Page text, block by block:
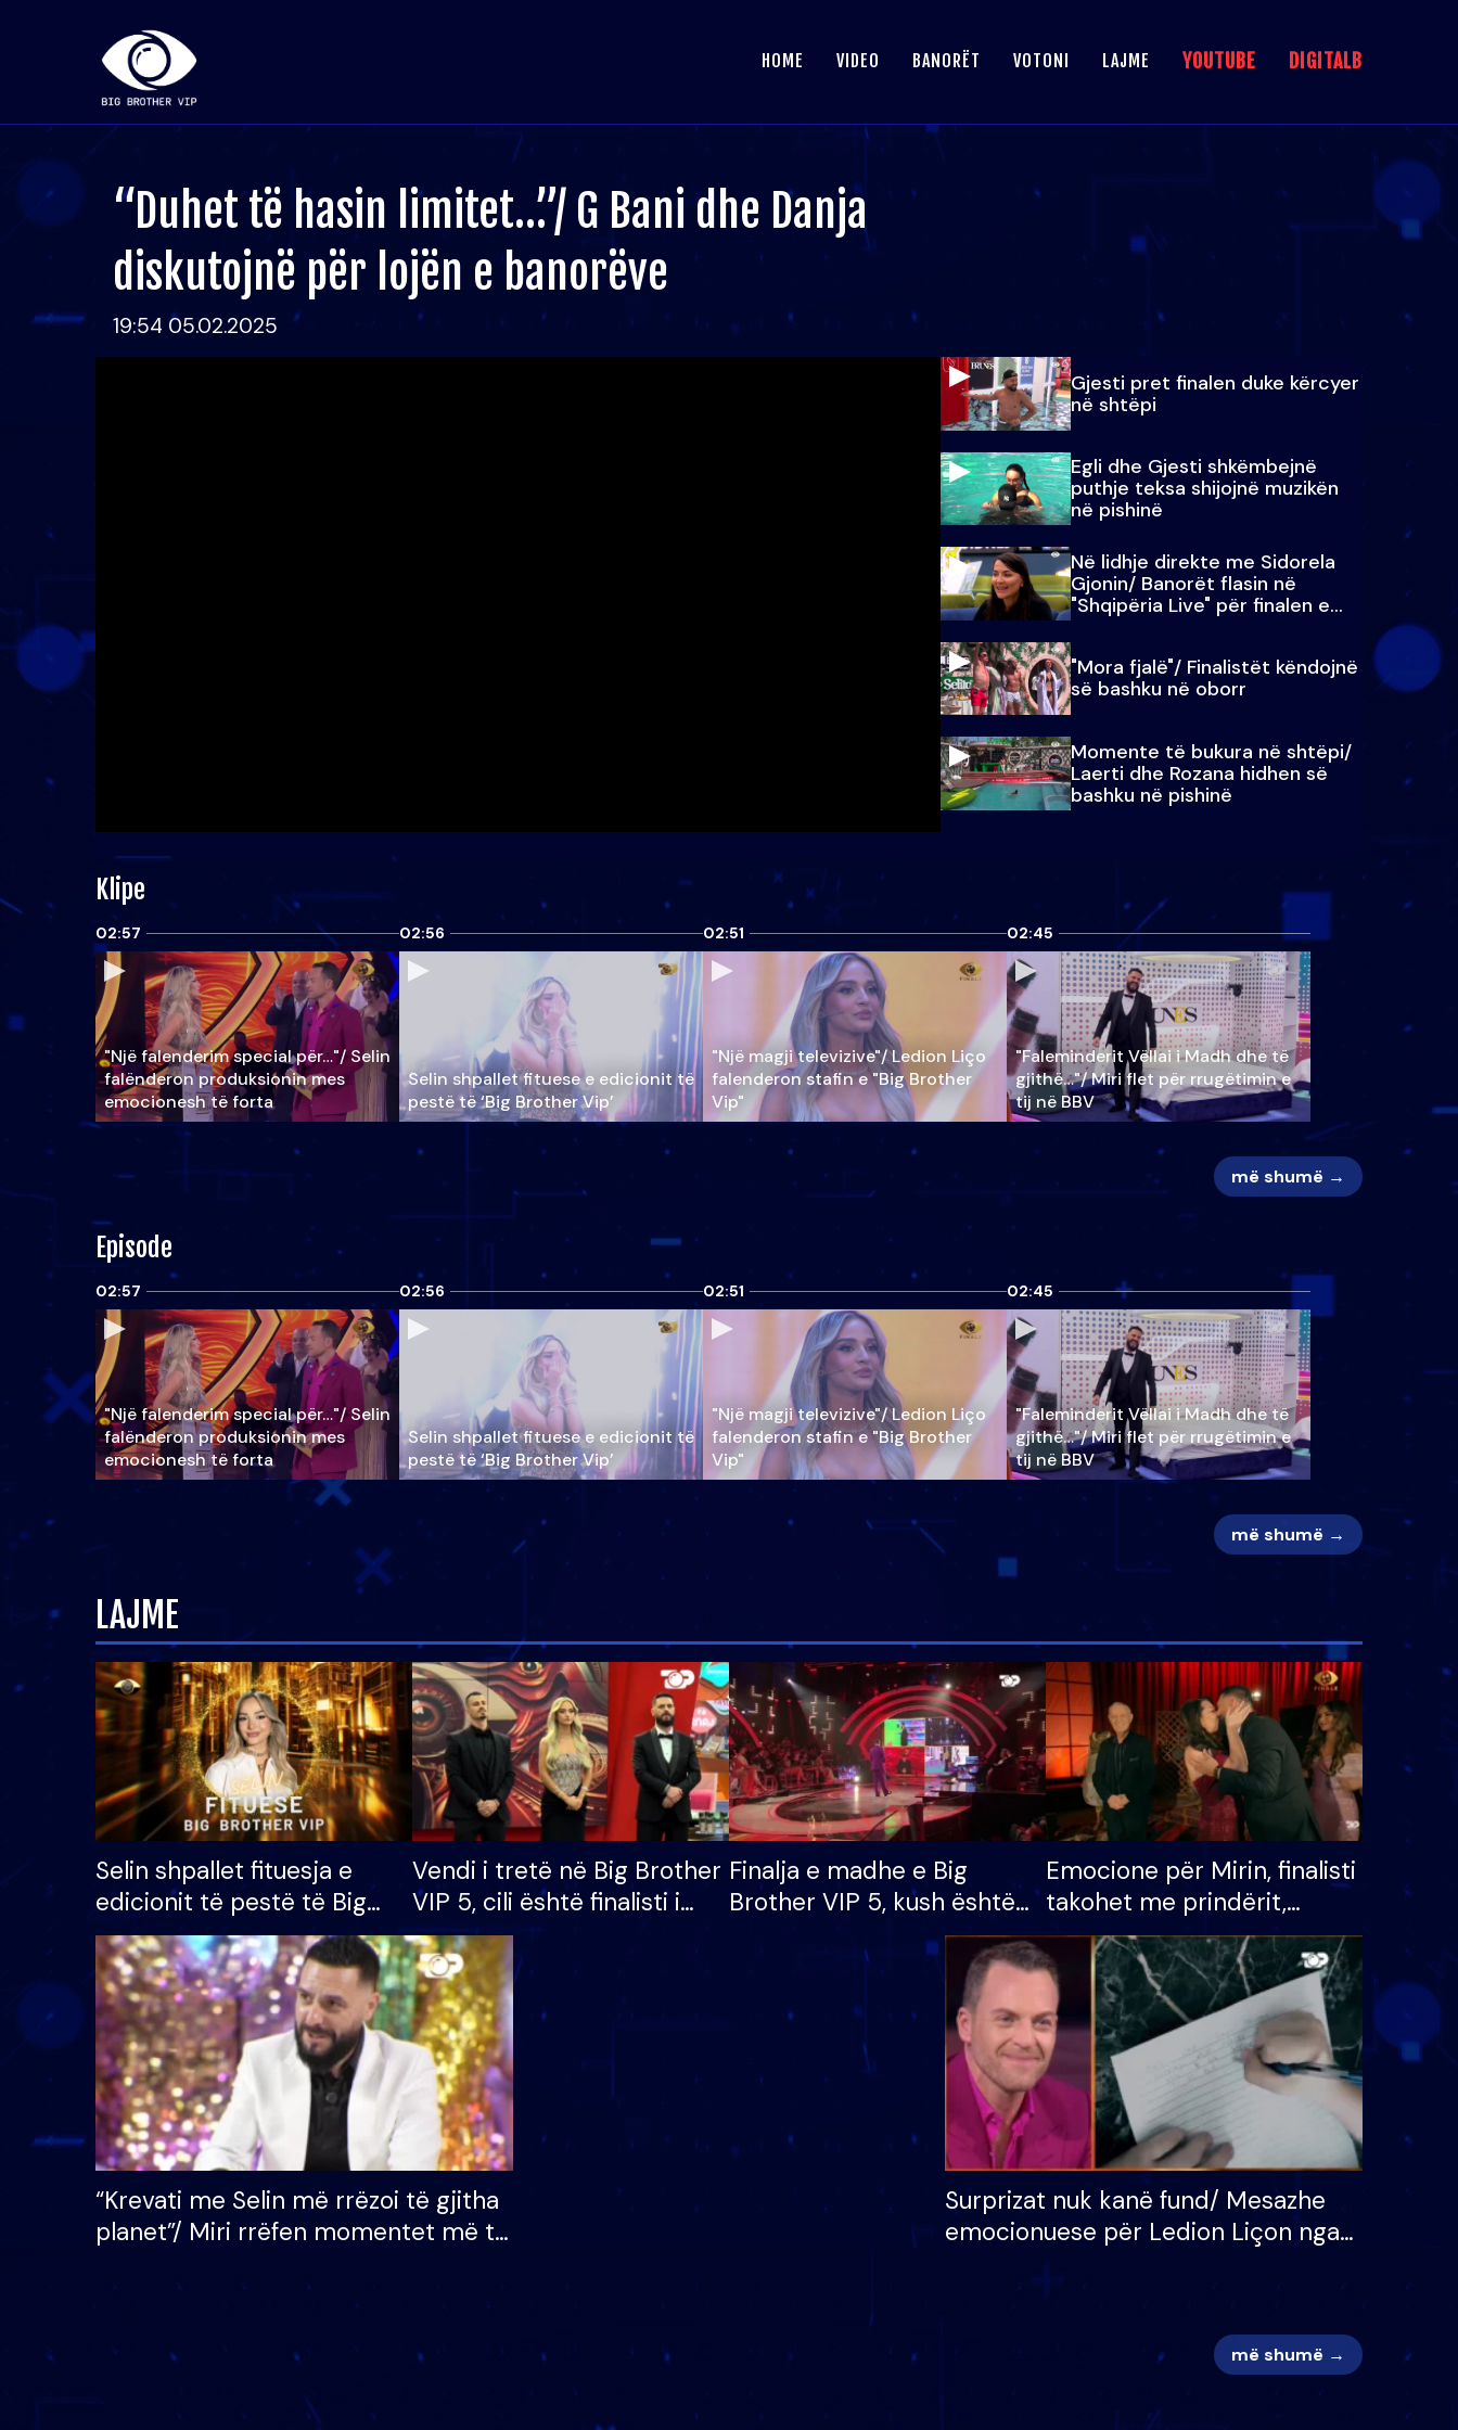
HOME VIDEO BANORËT VOTONI LAJME YOUTUBE DIGITALB
“Duhet të hasin limitet…”/ G Bani dhe Danja
diskutojnë për lojën e banorëve
19:54 05.02.2025
Gjesti pret finalen duke kërcyer
në shtëpi
Egli dhe Gjesti shkëmbejnë
puthje teksa shijojnë muzikën
në pishinë
Në lidhje direkte me Sidorela
Gjonin/ Banorët flasin në
"Shqipëria Live" për finalen e
madhe
"Mora fjalë"/ Finalistët këndojnë
së bashku në oborr
Momente të bukura në shtëpi/
Laerti dhe Rozana hidhen së
bashku në pishinë
Klipe
02:57
"Një falenderim special për…"/ Selin
falënderon produksionin mes
emocionesh të forta
02:56
Selin shpallet fituese e edicionit të
pestë të ‘Big Brother Vip’
02:51
"Një magji televizive"/ Ledion Liço
falenderon stafin e "Big Brother
Vip"
02:45
"Faleminderit Vëllai i Madh dhe të
gjithë…"/ Miri flet për rrugëtimin e
tij në BBV
më shumë →
Episode
02:57
"Një falenderim special për…"/ Selin
falënderon produksionin mes
emocionesh të forta
02:56
Selin shpallet fituese e edicionit të
pestë të ‘Big Brother Vip’
02:51
"Një magji televizive"/ Ledion Liço
falenderon stafin e "Big Brother
Vip"
02:45
"Faleminderit Vëllai i Madh dhe të
gjithë…"/ Miri flet për rrugëtimin e
tij në BBV
më shumë →
LAJME
Selin shpallet fituesja e
edicionit të pestë të Big
Brother VIP, rrëmben
çmimin e madh prej 100
mijë eurosh
Vendi i tretë në Big Brother
VIP 5, cili është finalisti i
radhës që lë shtëpinë
Finalja e madhe e Big
Brother VIP 5, kush është
banori i parë që lë shtëpinë
dhe humb mundësinë për
të fituar çmimin e madh
Emocione për Mirin, finalisti
takohet me prindërit,
vajzën dhe bashkëshorten:
S’kemi ndonjë letër divorci
apo jo?
“Krevati me Selin më rrëzoi të gjitha
planet”/ Miri rrëfen momentet më të
mungojë zilja e mëngjesit kur…
Surprizat nuk kanë fund/ Mesazhe
emocionuese për Ledion Liçon nga
më shumë →